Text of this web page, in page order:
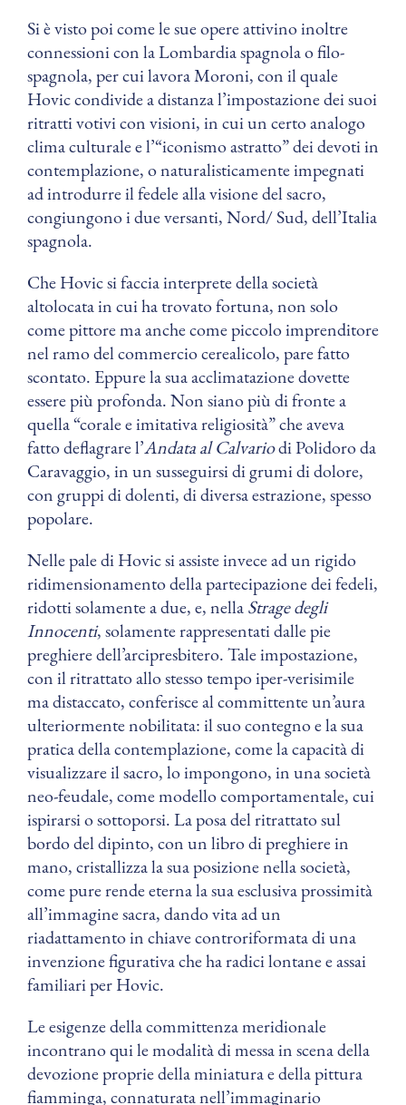
Si è visto poi come le sue opere attivino inoltre
connessioni con la Lombardia spagnola o filo-
spagnola, per cui lavora Moroni, con il quale
Hovic condivide a distanza l’impostazione dei suoi
ritratti votivi con visioni, in cui un certo analogo
clima culturale e l’“iconismo astratto” dei devoti in
contemplazione, o naturalisticamente impegnati
ad introdurre il fedele alla visione del sacro,
congiungono i due versanti, Nord/ Sud, dell’Italia
spagnola.
Che Hovic si faccia interprete della società
altolocata in cui ha trovato fortuna, non solo
come pittore ma anche come piccolo imprenditore
nel ramo del commercio cerealicolo, pare fatto
scontato. Eppure la sua acclimatazione dovette
essere più profonda. Non siano più di fronte a
quella “corale e imitativa religiosità” che aveva
fatto deflagrare l’Andata al Calvariodi Polidoro da
Caravaggio, in un susseguirsi di grumi di dolore,
con gruppi di dolenti, di diversa estrazione, spesso
popolare.
Nelle pale di Hovic si assiste invece ad un rigido
ridimensionamento della partecipazione dei fedeli,
ridotti solamente a due, e, nellaStrage degli
Innocenti, solamente rappresentati dalle pie
preghiere dell’arcipresbitero. Tale impostazione,
con il ritrattato allo stesso tempo iper-verisimile
ma distaccato, conferisce al committente un’aura
ulteriormente nobilitata: il suo contegno e la sua
pratica della contemplazione, come la capacità di
visualizzare il sacro, lo impongono, in una società
neo-feudale, come modello comportamentale, cui
ispirarsi o sottoporsi. La posa del ritrattato sul
bordo del dipinto, con un libro di preghiere in
mano, cristallizza la sua posizione nella società,
come pure rende eterna la sua esclusiva prossimità
all’immagine sacra, dando vita ad un
riadattamento in chiave controriformata di una
invenzione figurativa che ha radici lontane e assai
familiari per Hovic.
Le esigenze della committenza meridionale
incontrano qui le modalità di messa in scena della
devozione proprie della miniatura e della pittura
fiamminga, connaturata nell’immaginario